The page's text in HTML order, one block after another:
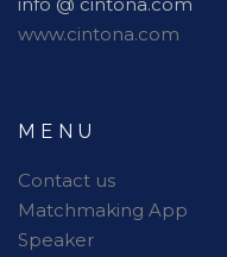
info @ cintona.com
www.cintona.com
MENU
Contact us
Matchmaking App
Speaker